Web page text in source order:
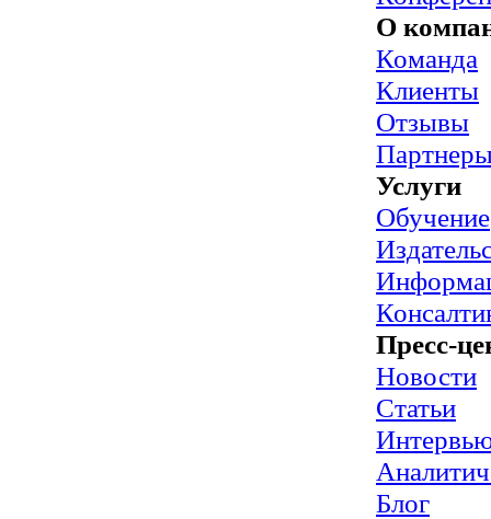
О
Команда
Клиенты
Отзывы
Услуги
Обучение
Пресс-
Новости
Статьи
Блог